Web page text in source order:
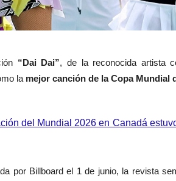
“Dai Dai”, de la reconocida artista
la mejor canción de la Copa Mundial
del Mundial 2026 en Canadá
por Billboard el 1 de junio, la revista